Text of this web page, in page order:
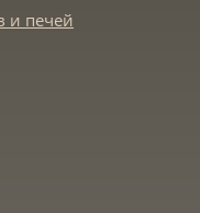
и печей